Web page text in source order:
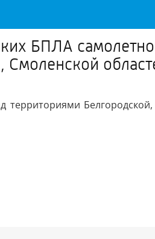
БПЛА
Смоленской
территориями